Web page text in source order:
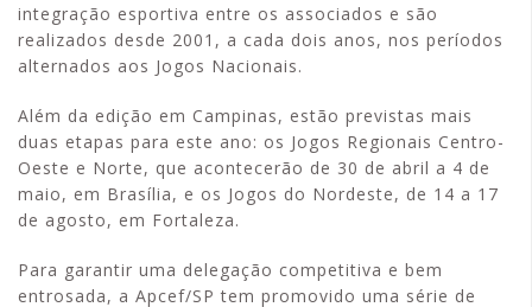
integração esportiva entre os associados e são
realizados desde 2001, a cada dois anos, nos períodos
alternados aos Jogos Nacionais.
Além da edição em Campinas, estão previstas mais
duas etapas para este ano: os Jogos Regionais Centro-
Oeste e Norte, que acontecerão de 30 de abril a 4 de
maio, em Brasília, e os Jogos do Nordeste, de 14 a 17
de agosto, em Fortaleza.
Para garantir uma delegação competitiva e bem
entrosada, a Apcef/SP tem promovido uma série de